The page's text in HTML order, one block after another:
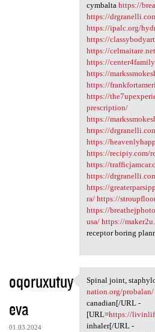
cymbalta https://
https://
https://ipalc.org/
https://
https://
https://
https://
https://
https://
prescription/
https://
https://
https://
https://recipiy.com/
https://
https://
https://
ra/ https://
https://
usa/ https://
receptor boring
oqoruxutuy
eva
01.03.2024
Spinal joint,
Spinal joint,
nation.org/probalan/
canadian[/URL -
[URL=https://
inhaler[/URL -